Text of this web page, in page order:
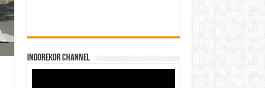
INDOREKOR CHANNEL